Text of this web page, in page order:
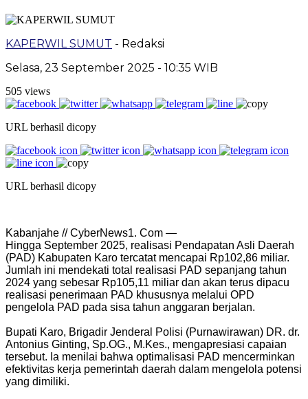
KAPERWIL SUMUT - Redaksi
Selasa, 23 September 2025 - 10:35 WIB
505 views
URL berhasil dicopy
URL berhasil dicopy
Kabanjahe // CyberNews1. Com —
Hingga September 2025, realisasi Pendapatan Asli Daerah
(PAD) Kabupaten Karo tercatat mencapai Rp102,86 miliar.
Jumlah ini mendekati total realisasi PAD sepanjang tahun
2024 yang sebesar Rp105,11 miliar dan akan terus dipacu
realisasi penerimaan PAD khususnya melalui OPD
pengelola PAD pada sisa tahun anggaran berjalan.
Bupati Karo, Brigadir Jenderal Polisi (Purnawirawan) DR. dr.
Antonius Ginting, Sp.OG., M.Kes., mengapresiasi capaian
tersebut. Ia menilai bahwa optimalisasi PAD mencerminkan
efektivitas kerja pemerintah daerah dalam mengelola potensi
yang dimiliki.